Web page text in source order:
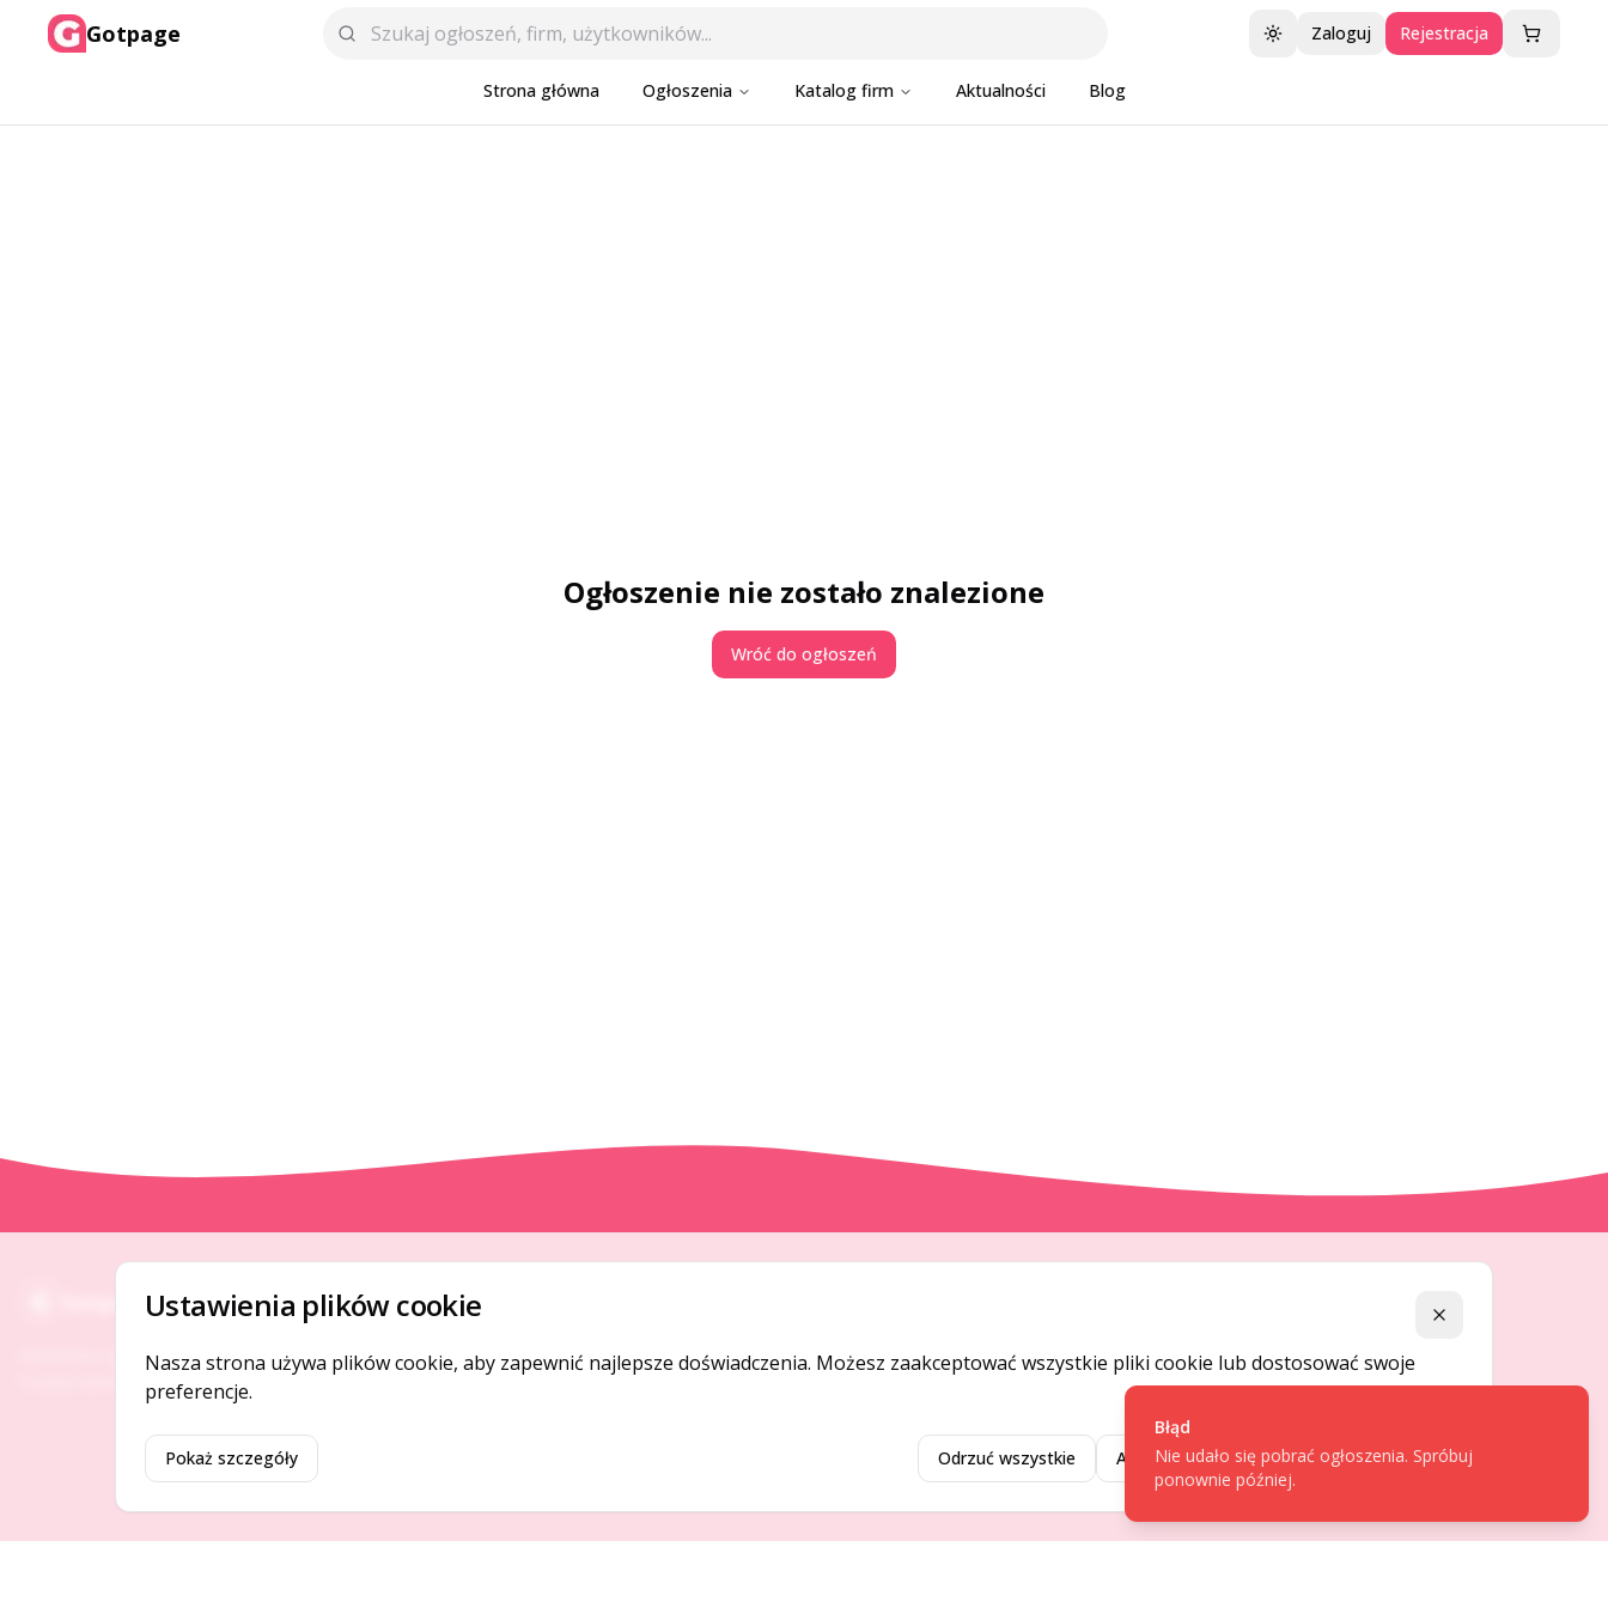
Gotpage Przełącz motyw
Zaloguj Rejestracja
Strona główna Ogłoszenia Katalog firm Aktualności Blog
Ogłoszenie nie zostało znalezione
Wróć do ogłoszeń
Gotpage
Platforma ogłoszeń i firm, która łączy ludzi i
rozwija biznes w Twojej okolicy.
O NAS
Kontakt
Usługi premium
Regulamin
Błąd
Nie udało się pobrać ogłoszenia. Spróbuj
ponownie później.
Ustawienia plików cookie Zamknij
Nasza strona używa plików cookie, aby zapewnić najlepsze doświadczenia. Możesz zaakceptować wszystkie pliki cookie lub dostosować swoje
preferencje.
Pokaż szczegóły Odrzuć wszystkie Akceptuj wybrane Akceptuj wszystkie